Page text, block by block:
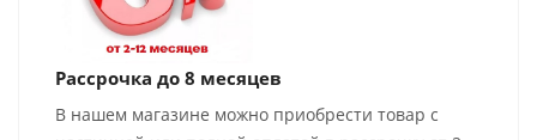
Рассрочка до 8 месяцев
В нашем магазине можно приобрести товар с